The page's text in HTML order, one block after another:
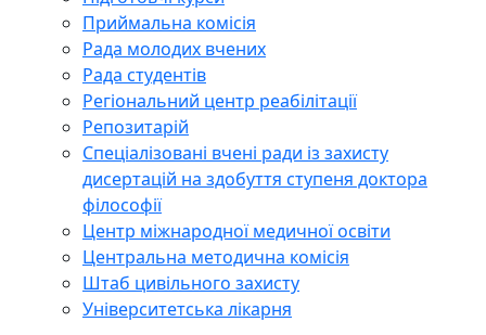
Приймальна комісія
Рада молодих вчених
Рада студентів
Регіональний центр реабілітації
Репозитарій
Спеціалізовані вчені ради із захисту
дисертацій на здобуття ступеня доктора
філософії
Центр міжнародної медичної освіти
Центральна методична комісія
Штаб цивільного захисту
Університетська лікарня